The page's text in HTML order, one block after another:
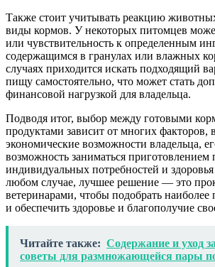
Также стоит учитывать реакцию
виды кормов. У некоторых питомцев
или чувствительность к определенным
содержащимся в гранулах или влажных
случаях приходится искать подходящий
пищу самостоятельно, что может стать
финансовой нагрузкой для владельца.
Подводя итог, выбор между готовыми
продуктами зависит от многих факторов,
экономические возможности владельца,
возможность заниматься
индивидуальных потребностей и
любом случае, лучшее решение — это
ветеринарами, чтобы подобрать
и обеспечить здоровье и благополучие
Читайте также: Содержание и уход
советы для размножающейся пары